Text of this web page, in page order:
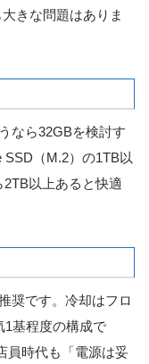
きな問題はありま
なら32GBを検討す
（M.2）の1TB以
2TB以上あると快適
奨です。冷却はフロ
1基程度の構成で
員時代も「電源は妥